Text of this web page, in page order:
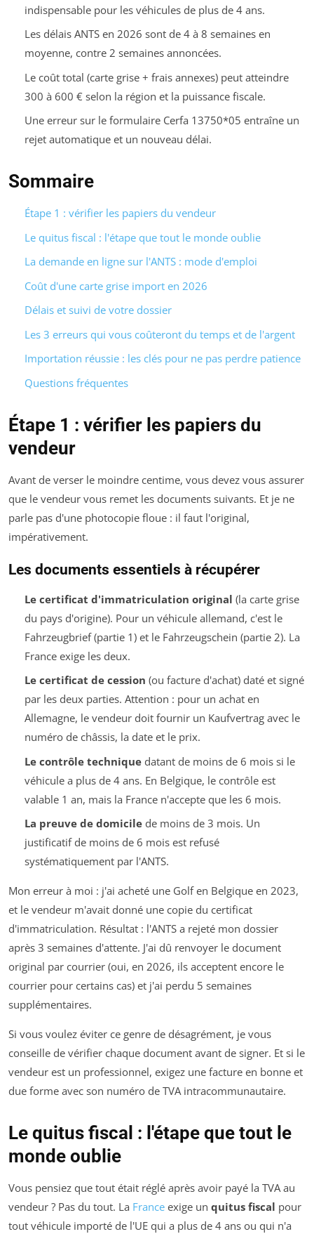
indispensable pour les véhicules de plus de 4 ans.
Les délais ANTS en 2026 sont de 4 à 8 semaines en
moyenne, contre 2 semaines annoncées.
Le coût total (carte grise + frais annexes) peut atteindre
300 à 600 € selon la région et la puissance fiscale.
Une erreur sur le formulaire Cerfa 13750*05 entraîne un
rejet automatique et un nouveau délai.
Sommaire
Étape 1 : vérifier les papiers du vendeur
Le quitus fiscal : l'étape que tout le monde oublie
La demande en ligne sur l'ANTS : mode d'emploi
Coût d'une carte grise import en 2026
Délais et suivi de votre dossier
Les 3 erreurs qui vous coûteront du temps et de l'argent
Importation réussie : les clés pour ne pas perdre patience
Questions fréquentes
Étape 1 : vérifier les papiers du
vendeur
Avant de verser le moindre centime, vous devez vous assurer
que le vendeur vous remet les documents suivants. Et je ne
parle pas d'une photocopie floue : il faut l'original,
impérativement.
Les documents essentiels à récupérer
Le certificat d'immatriculation original (la carte grise
du pays d'origine). Pour un véhicule allemand, c'est le
Fahrzeugbrief(partie 1) et le Fahrzeugschein (partie 2). La
France exige les deux.
Le certificat de cession (ou facture d'achat) daté et signé
par les deux parties. Attention : pour un achat en
Allemagne, le vendeur doit fournir un Kaufvertragavec le
numéro de châssis, la date et le prix.
Le contrôle techniquedatant de moins de 6 mois si le
véhicule a plus de 4 ans. En Belgique, le contrôle est
valable 1 an, mais la France n'accepte que les 6 mois.
La preuve de domicilede moins de 3 mois. Un
justificatif de moins de 6 mois est refusé
systématiquement par l'ANTS.
Mon erreur à moi : j'ai acheté une Golf en Belgique en 2023,
et le vendeur m'avait donné une copie du certificat
d'immatriculation. Résultat : l'ANTS a rejeté mon dossier
après 3 semaines d'attente. J'ai dû renvoyer le document
original par courrier (oui, en 2026, ils acceptent encore le
courrier pour certains cas) et j'ai perdu 5 semaines
supplémentaires.
Si vous voulez éviter ce genre de désagrément, je vous
conseille de vérifier chaque document avant de signer. Et si le
vendeur est un professionnel, exigez une facture en bonne et
due forme avec son numéro de TVA intracommunautaire.
Le quitus fiscal : l'étape que tout le
monde oublie
Vous pensiez que tout était réglé après avoir payé la TVA au
vendeur ? Pas du tout. La France exige un quitus fiscal pour
tout véhicule importé de l'UE qui a plus de 4 ans ou qui n'a